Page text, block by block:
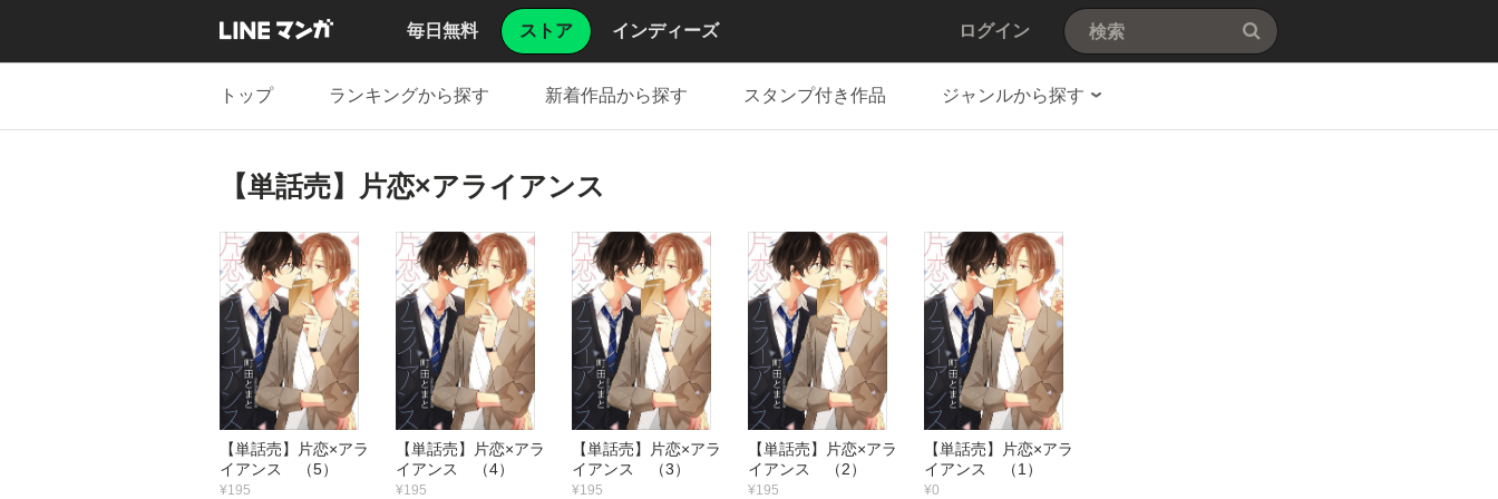
毎日無料 ストア インディーズ ログイン
トップ ランキングから探す 新着作品から探す スタンプ付き作品 ジャンルから探す
【単話売】片恋×アライアンス
【単話売】片恋×アラ
イアンス （5）
¥195
【単話売】片恋×アラ
イアンス （4）
¥195
【単話売】片恋×アラ
イアンス （3）
¥195
【単話売】片恋×アラ
イアンス （2）
¥195
【単話売】片恋×アラ
イアンス （1）
¥0